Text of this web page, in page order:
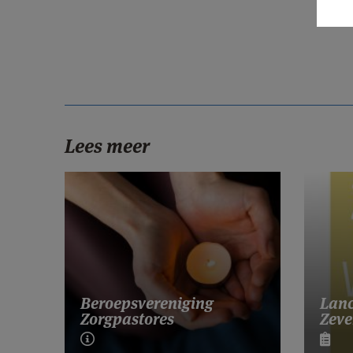
Lees meer
Beroepsvereniging
Zorgpastores